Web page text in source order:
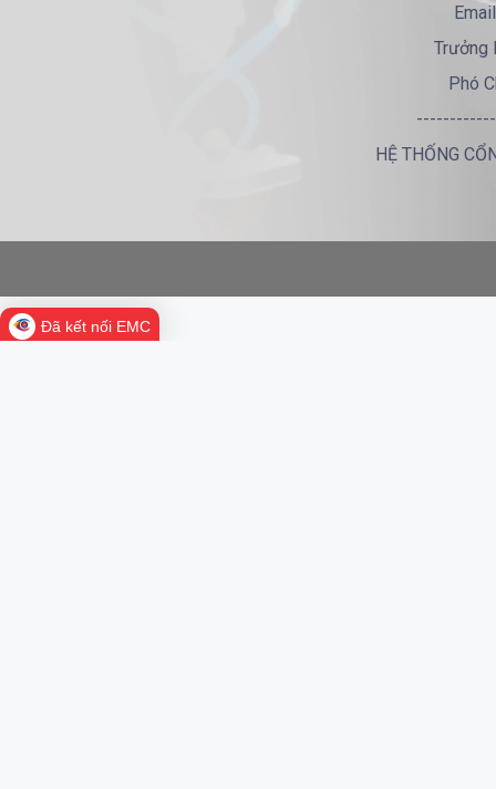
Trưởng
Phó
HỆ THỐNG
Đã kết nối EMC